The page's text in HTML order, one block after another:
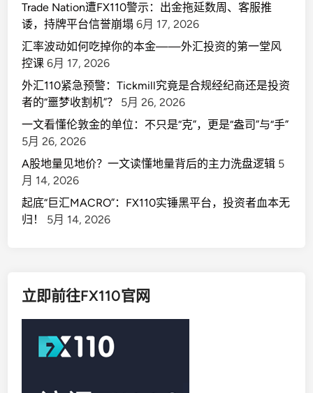
Trade Nation遭FX110警示：出金拖延数周、客服推
诿，持牌平台信誉崩塌 6月 17, 2026
汇率波动如何吃掉你的本金——外汇投资的第一堂风
控课 6月 17, 2026
外汇110紧急预警：Tickmill究竟是合规经纪商还是投资
者的“噩梦收割机”？
5月 26, 2026
一文看懂伦敦金的单位：不只是“克”，更是“盎司”与“手”
5月 26, 2026
A股地量见地价？一文读懂地量背后的主力洗盘逻辑 5
月 14, 2026
起底“巨汇MACRO”：FX110实锤黑平台，投资者血本无
归！
5月 14, 2026
立即前往FX110官网